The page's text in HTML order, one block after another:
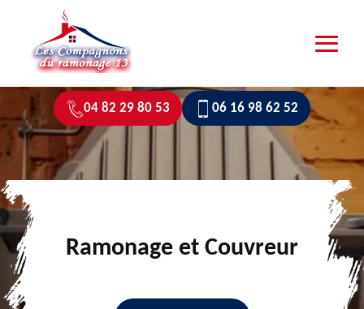
04 82 29 80 53 06 16 98 62 52
Ramonage et Couvreur